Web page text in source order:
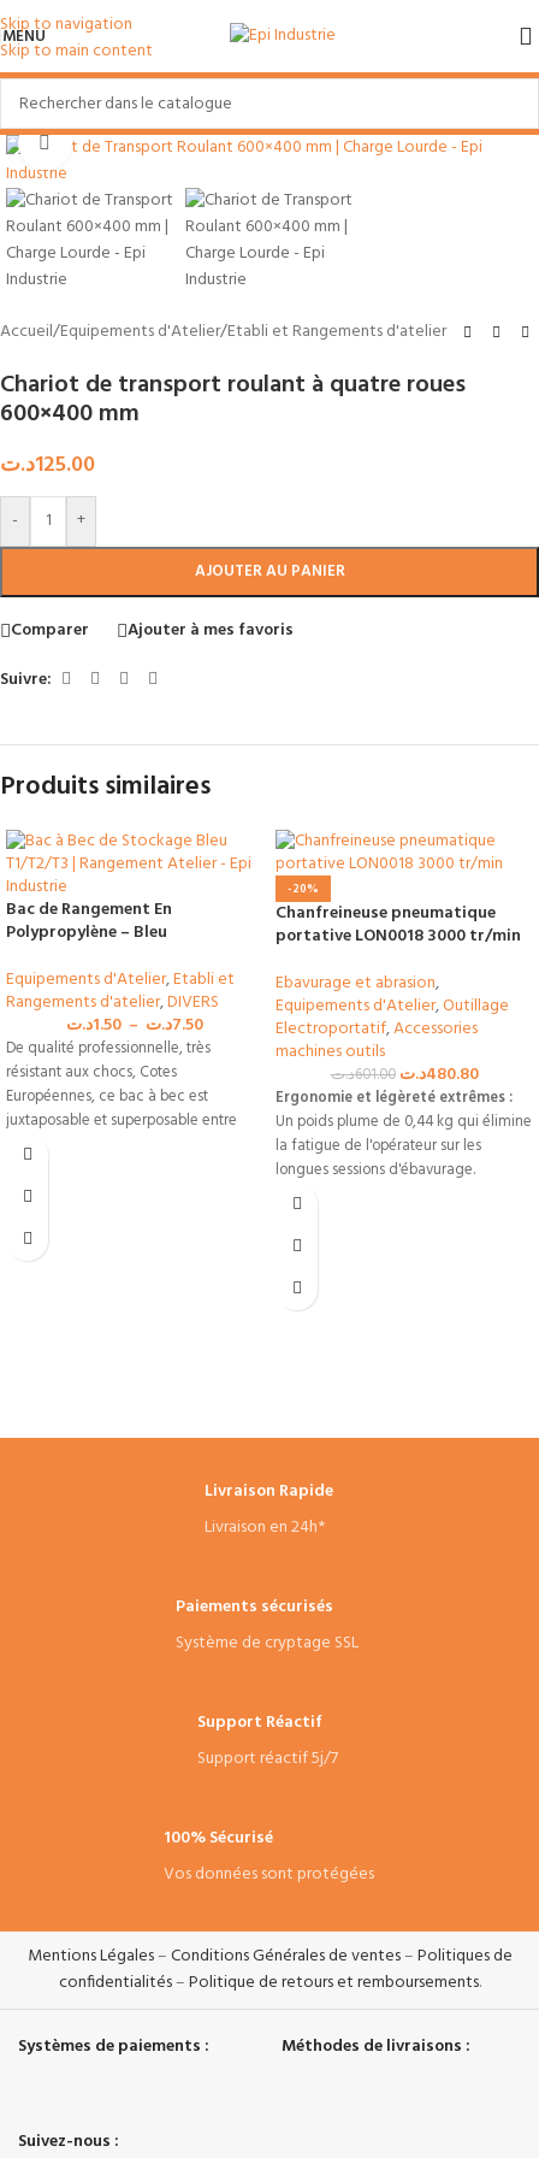
Skip to navigation
Skip to main content
MENU
Agrandir
Accueil/Equipements d'Atelier/Etabli et Rangements d'atelier
Chariot de transport roulant à quatre roues
600×400 mm
125.00د.ت
- +
AJOUTER AU PANIER
Comparer
Ajouter à mes favoris
Suivre:
Produits similaires
Bac de Rangement En
Polypropylène – Bleu
Equipements d'Atelier,Etabli et
Rangements d'atelier,DIVERS
1.50د.ت – 7.50د.ت
De qualité professionnelle, très
résistant aux chocs, Cotes
Européennes, ce bac à bec est
juxtaposable et superposable entre
eux grâce
-20%
Chanfreineuse pneumatique
portative LON0018 3000 tr/min
Ebavurage et abrasion,
Equipements d'Atelier,Outillage
Electroportatif,Accessories
machines outils
601.00د.ت 480.80د.ت
Ergonomie et légèreté extrêmes :
Un poids plume de 0,44 kg qui élimine
la fatigue de l'opérateur sur les
longues sessions d'ébavurage.
Régularité de coupe industrielle :
chanfrein propre de C0.1 à C1.5 sans
bavure ni facette.
alésages ou les cadres étroits.
Disponibilité Tunisie :
chaudronnerie et d'usinage CNC.
Livraison Rapide
Livraison en 24h*
Paiements sécurisés
Système de cryptage SSL
Support Réactif
Support réactif 5j/7
100% Sécurisé
Vos données sont protégées
Mentions Légales–Conditions Générales de ventes–Politiques de
confidentialités–Politique de retours et remboursements.
Systèmes de paiements : Méthodes de livraisons :
Suivez-nous :